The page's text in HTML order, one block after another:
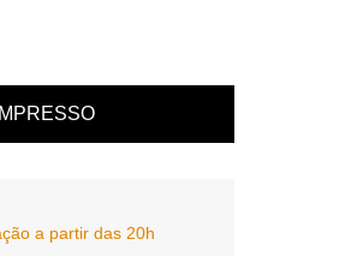
a partir das 20h